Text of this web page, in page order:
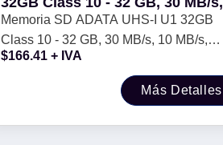
10 MB/s, Negro,
Memoria SD ADATA UHS-I U1 32GB
Class 10 - 32 GB, 30 MB/s, 10 MB/s,
Negro,
$166.41 + IVA
Más Detalles